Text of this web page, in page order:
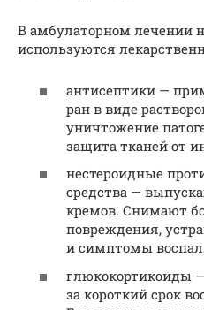
В амбулаторном лечении
используются
антисептики —
ран в виде
уничтожение
защита тканей от
нестероидные
средства —
кремов. Снимают
повреждения,
и симптомы
глюкокортикоиды
за короткий срок